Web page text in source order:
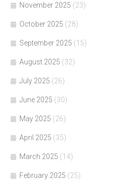
November 2025 (23)
October 2025 (28)
September 2025 (15)
August 2025 (32)
July 2025 (26)
June 2025 (30)
May 2025 (26)
April 2025 (35)
March 2025 (14)
February 2025 (25)